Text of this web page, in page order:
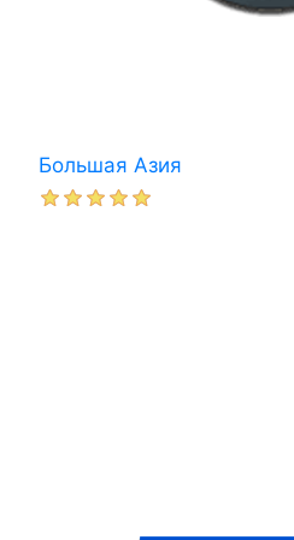
Большая Азия